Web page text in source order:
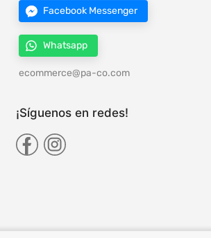
Facebook Messenger
Whatsapp
ecommerce@pa-co.com
¡Síguenos en redes!